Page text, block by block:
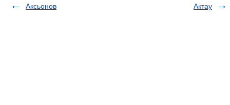
Аксьонов Актау